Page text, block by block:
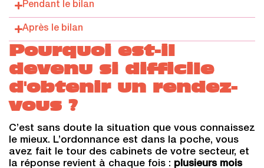
Pendant le bilan
Après le bilan
Pourquoi est-il
devenu si difficile
d'obtenir un rendez-
vous ?
C’est sans doute la situation que vous connaissez
le mieux. L’ordonnance est dans la poche, vous
avez fait le tour des cabinets de votre secteur, et
la réponse revient à chaque fois : plusieurs mois